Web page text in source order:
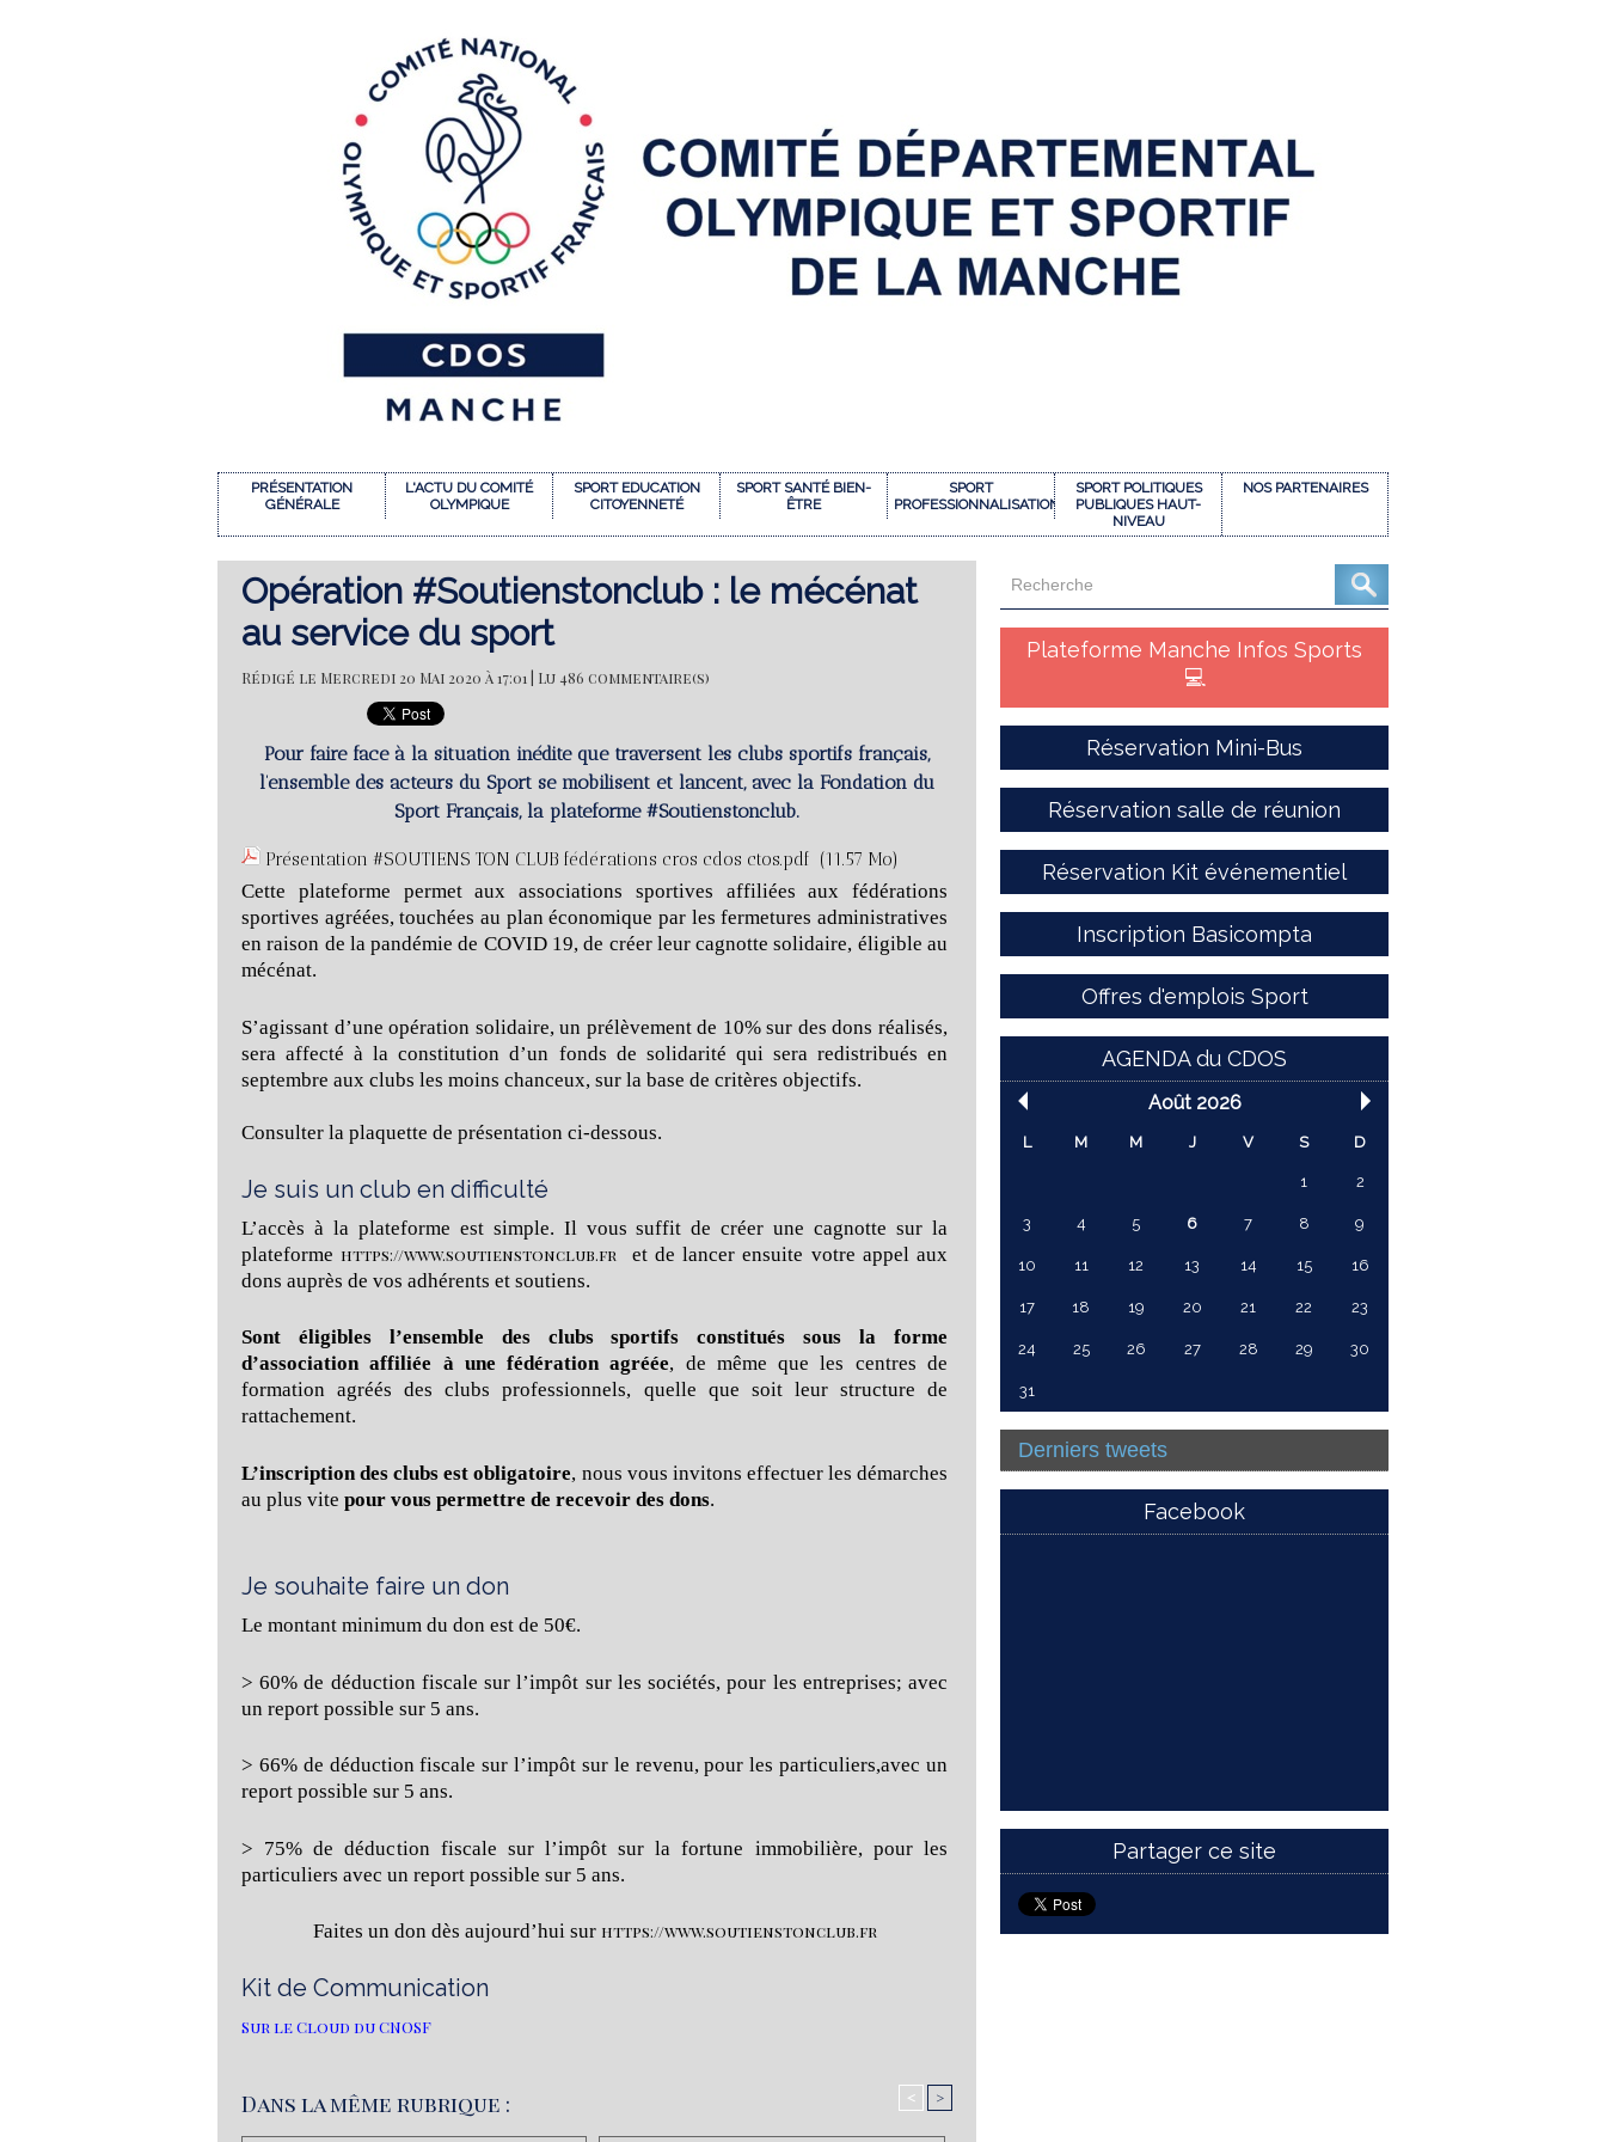
PRÉSENTATION
GÉNÉRALE
L'ACTU DU COMITÉ
OLYMPIQUE
SPORT EDUCATION
CITOYENNETÉ
SPORT SANTÉ BIEN-
ÊTRE
SPORT
PROFESSIONNALISATION
SPORT POLITIQUES
PUBLIQUES HAUT-
NIVEAU
NOS PARTENAIRES
Opération #Soutienstonclub : le mécénat
au service du sport
Rédigé le Mercredi 20 Mai 2020 à 17:01 | Lu 486 commentaire(s)
Pour faire face à la situation inédite que traversent les clubs sportifs français,
l’ensemble des acteurs du Sport se mobilisent et lancent, avec la Fondation du
Sport Français, la plateforme #Soutienstonclub.
Présentation #SOUTIENS TON CLUB fédérations cros cdos ctos.pdf (11.57 Mo)
Cette plateforme permet aux associations sportives affiliées aux fédérations
sportives agréées, touchées au plan économique par les fermetures administratives
en raison de la pandémie de COVID 19, de créer leur cagnotte solidaire, éligible au
mécénat.
S’agissant d’une opération solidaire, un prélèvement de 10% sur des dons réalisés,
sera affecté à la constitution d’un fonds de solidarité qui sera redistribués en
septembre aux clubs les moins chanceux, sur la base de critères objectifs.
Consulter la plaquette de présentation ci-dessous.
Je suis un club en difficulté
L’accès à la plateforme est simple. Il vous suffit de créer une cagnotte sur la
plateforme https://www.soutienstonclub.fr
et de lancer ensuite votre appel aux
dons auprès de vos adhérents et soutiens.
Sont éligibles l’ensemble des clubs sportifs constitués sous la forme
d’association affiliée à une fédération agréée, de même que les centres de
formation agréés des clubs professionnels, quelle que soit leur structure de
rattachement.
L’inscription des clubs est obligatoire, nous vous invitons effectuer les démarches
au plus vite pour vous permettre de recevoir des dons.
Je souhaite faire un don
Le montant minimum du don est de 50€.
> 60% de déduction fiscale sur l’impôt sur les sociétés, pour les entreprises; avec
un report possible sur 5 ans.
> 66% de déduction fiscale sur l’impôt sur le revenu, pour les particuliers,avec un
report possible sur 5 ans.
> 75% de déduction fiscale sur l’impôt sur la fortune immobilière, pour les
particuliers avec un report possible sur 5 ans.
Faites un don dès aujourd’hui sur https://www.soutienstonclub.fr
Kit de Communication
Sur le Cloud du CNOSF
Dans la même rubrique : < >
Plateforme Manche Infos Sports
💻
Réservation Mini-Bus
Réservation salle de réunion
Réservation Kit événementiel
Inscription Basicompta
Offres d'emplois Sport
AGENDA du CDOS
Août 2026
L M M J V S D
1 2
3 4 5 6 7 8 9
10 11 12 13 14 15 16
17 18 19 20 21 22 23
24 25 26 27 28 29 30
31
Derniers tweets
Facebook
Partager ce site